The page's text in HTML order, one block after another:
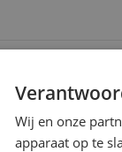
vanaf € 25,- | 30
Wij en onze
apparaat op te